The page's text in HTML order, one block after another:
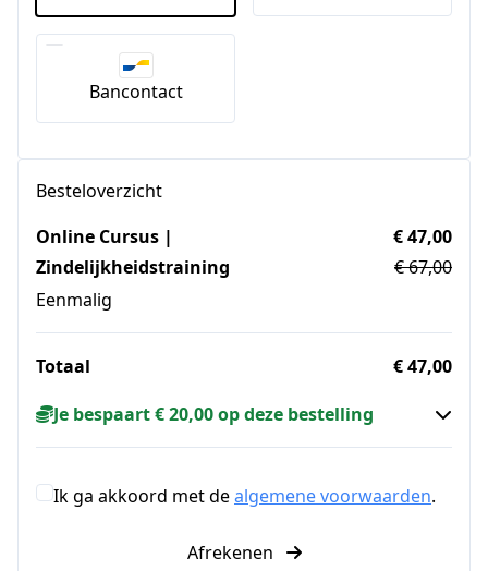
Bancontact
Besteloverzicht
Online Cursus |
Zindelijkheidstraining
Eenmalig
€ 47,00
€ 67,00
Totaal
€ 47,00
Je bespaart € 20,00 op deze bestelling
Ik ga akkoord met dealgemene voorwaarden.
Afrekenen